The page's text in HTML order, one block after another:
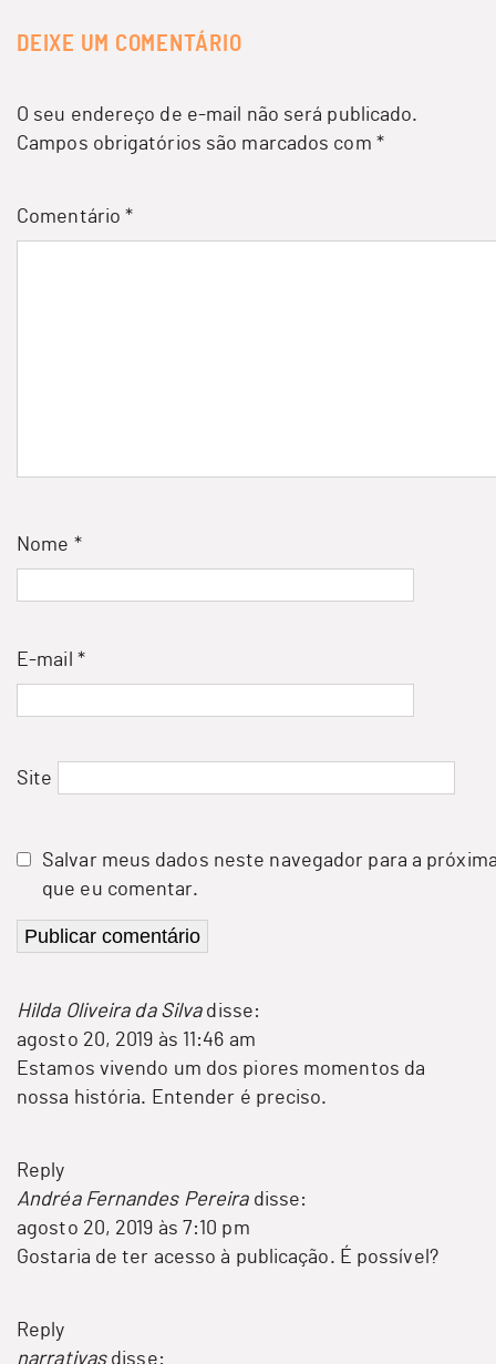
DEIXE UM COMENTÁRIO
O seu endereço de e-mail não será publicado.
Campos obrigatórios são marcados com *
Comentário*
Nome *
E-mail *
Site
Salvar meus dados neste navegador para a
que eu comentar.
Hilda Oliveira da Silva disse:
agosto 20, 2019 às 11:46 am
Estamos vivendo um dos piores momentos da
nossa história. Entender é preciso.
Reply
Andréa Fernandes Pereira disse:
agosto 20, 2019 às 7:10 pm
Gostaria de ter acesso à publicação. É possível?
Reply
narrativas disse: